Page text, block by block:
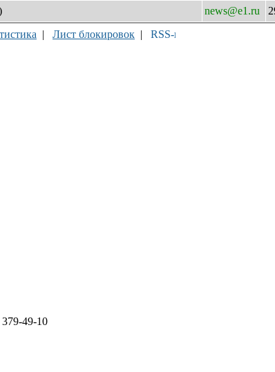
news@e1.ru
| Лист блокировок |
49-10